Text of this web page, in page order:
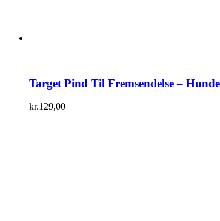
Target Pind Til Fremsendelse –
kr.129,00